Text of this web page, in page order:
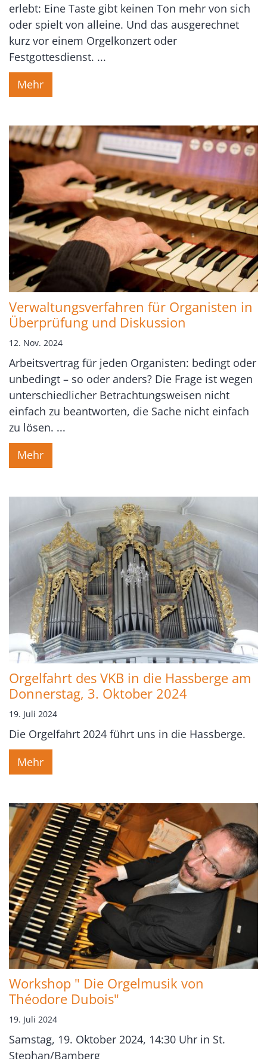
erlebt: Eine Taste gibt keinen Ton mehr von sich
oder spielt von alleine. Und das ausgerechnet
kurz vor einem Orgelkonzert oder
Festgottesdienst. ...
Mehr
Verwaltungsverfahren für Organisten in
Überprüfung und Diskussion
12. Nov. 2024
Arbeitsvertrag für jeden Organisten: bedingt oder
unbedingt – so oder anders? Die Frage ist wegen
unterschiedlicher Betrachtungsweisen nicht
einfach zu beantworten, die Sache nicht einfach
zu lösen. ...
Mehr
Orgelfahrt des VKB in die Hassberge am
Donnerstag, 3. Oktober 2024
19. Juli 2024
Die Orgelfahrt 2024 führt uns in die Hassberge.
Mehr
Workshop " Die Orgelmusik von
Théodore Dubois"
19. Juli 2024
Samstag, 19. Oktober 2024, 14:30 Uhr in St.
Stephan/Bamberg